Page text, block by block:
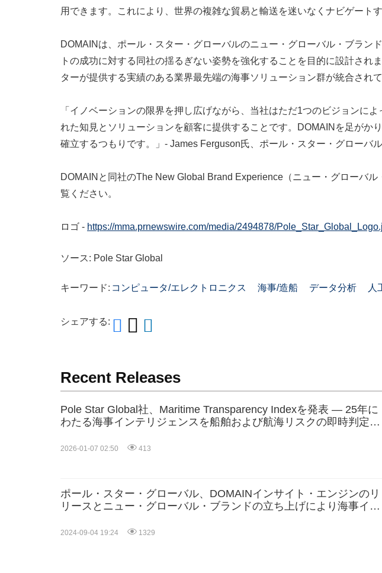
用できます。これにより、世界の複雑な貿易と輸送を迷いなくナビゲート
DOMAINは、ポール・スター・グローバルのニュー・グローバル・ブラ
トの成功に対する同社の揺るぎない姿勢を強化することを目的に設計さ
ターが提供する実績のある業界最先端の海事ソリューション群が統合されて
「イノベーションの限界を押し広げながら、当社はただ1つのビジョンに
れた知見とソリューションを顧客に提供することです。DOMAINを足が
確立するつもりです。」- James Ferguson氏、ポール・スター・グローバ
DOMAINと同社のThe New Global Brand Experience（ニュー・グローバ
覧ください。
ロゴ - https://mma.prnewswire.com/media/2494878/
ソース: Pole Star Global
キーワード: コンピュータ/エレクトロニクス 海事/造船 データ分析 人
シェアする:
Recent Releases
Pole Star Global社、Maritime Transparency Indexを発表 ― 25年に
わたる海事インテリジェンスを船舶および航海リスクの即時判定へ
2026-01-07 02:50 413
ポール・スター・グローバル、DOMAINインサイト・エンジンのリ
リースとニュー・グローバル・ブランドの立ち上げにより海事イン
2024-09-04 19:24 1329